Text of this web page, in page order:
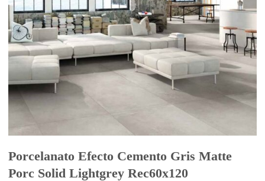
Porcelanato Efecto Cemento Gris Matte
Porc Solid Lightgrey Rec60x120